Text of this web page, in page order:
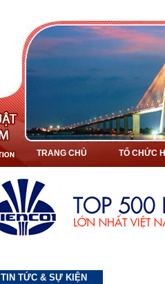
TRANG CHỦ TỔ CHỨC
TIN TỨC & SỰ KIỆN